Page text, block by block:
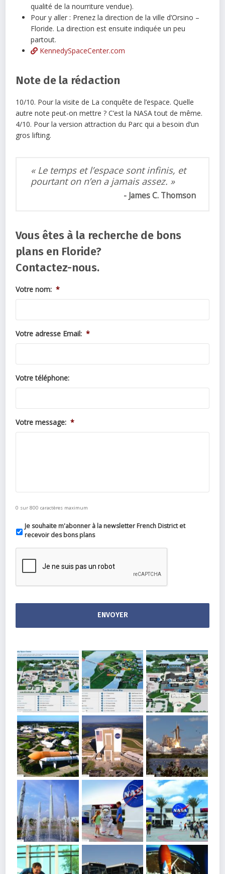
qualité de la nourriture vendue).
Pour y aller : Prenez la direction de la ville d’Orsino –
Floride. La direction est ensuite indiquée un peu
partout.
KennedySpaceCenter.com
Note de la rédaction
10/10. Pour la visite de La conquête de l’espace. Quelle
autre note peut-on mettre ? C’est la NASA tout de même.
4/10. Pour la version attraction du Parc qui a besoin d’un
gros lifting.
« Le temps et l’espace sont infinis, et
pourtant on n’en a jamais assez. »
James C. Thomson
Vous êtes à la recherche de bons
plans en Floride?
Contactez-nous.
Votre nom: *
Votre adresse Email: *
Votre téléphone:
Votre message: *
0 sur 800 caractères maximum
Je souhaite m'abonner à la newsletter French District et
recevoir des bons plans